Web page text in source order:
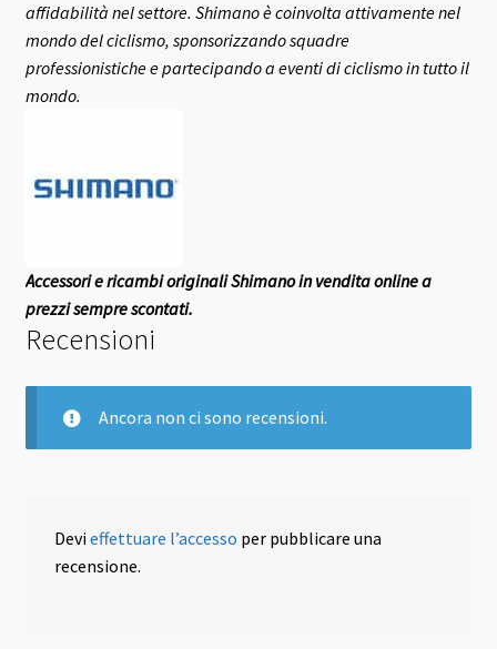
affidabilità nel settore. Shimano è coinvolta attivamente nel
mondo del ciclismo, sponsorizzando squadre
professionistiche e partecipando a eventi di ciclismo in tutto il
mondo.
Accessori e ricambi originali Shimano in vendita online a
prezzi sempre scontati.
Recensioni
Ancora non ci sono recensioni.
Devieffettuare l’accesso per pubblicare una
recensione.